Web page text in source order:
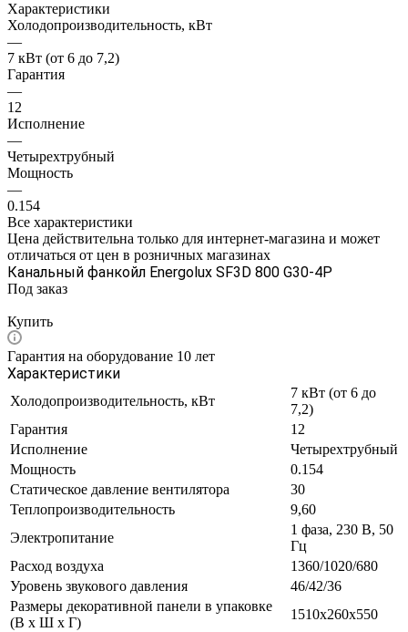
Характеристики
Холодопроизводительность, кВт
—
7 кВт (от 6 до 7,2)
Гарантия
—
12
Исполнение
—
Четырехтрубный
Мощность
—
0.154
Все характеристики
Цена действительна только для интернет-магазина и может
отличаться от цен в розничных магазинах
Канальный фанкойл Energolux SF3D 800 G30-4P
Под заказ
Купить
Гарантия на оборудование 10 лет
Характеристики
Холодопроизводительность, кВт
7 кВт (от 6 до
7,2)
Гарантия
12
Исполнение
Четырехтрубный
Мощность
0.154
Статическое давление вентилятора
30
Теплопроизводительность
9,60
Электропитание
1 фаза, 230 В, 50
Гц
Расход воздуха
1360/1020/680
Уровень звукового давления
46/42/36
Размеры декоративной панели в упаковке
(В х Ш х Г)
1510х260х550